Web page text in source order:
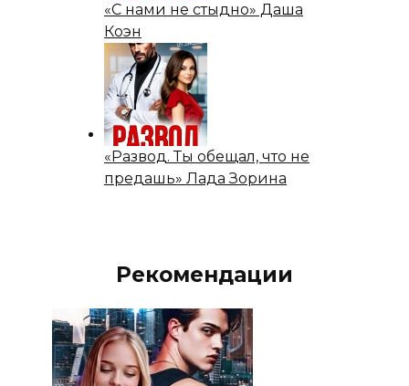
«С нами не стыдно» Даша
Коэн
«Развод. Ты обещал, что не
предашь» Лада Зорина
Рекомендации